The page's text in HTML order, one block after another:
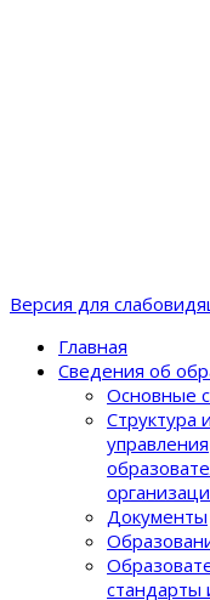
Версия для
Главная
Сведения об
Основные
Структура
управления
Документы
стандарты